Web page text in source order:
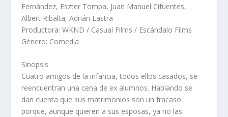
Fernández, Eszter Tompa, Juan Manuel Cifuentes,
Albert Ribalta, Adrián Lastra
Productora: WKND / Casual Films / Escándalo Films
Género: Comedia
Sinopsis
Cuatro amigos de la infancia, todos ellos casados, se
reencuentran una cena de ex alumnos. Hablando se
dan cuenta que sus matrimonios son un fracaso
porque, aunque quieren a sus esposas, ya no las